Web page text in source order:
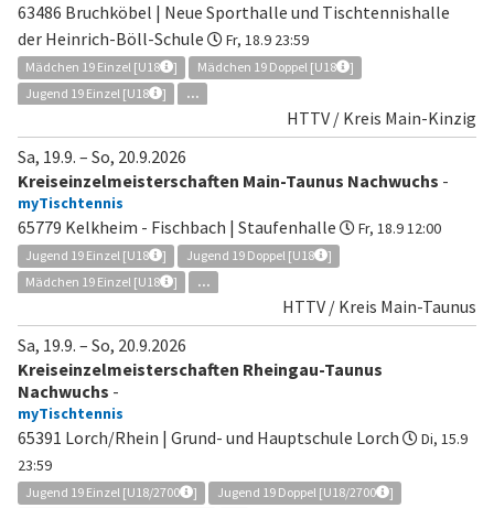
63486 Bruchköbel | Neue Sporthalle und Tischtennishalle
der Heinrich-Böll-Schule
Fr, 18.9 23:59
Mädchen 19 Einzel [U18 ] Mädchen 19 Doppel [U18
]
Jugend 19 Einzel [U18
] ...
HTTV / Kreis Main-Kinzig
Sa, 19.9. – So, 20.9.2026
Kreiseinzelmeisterschaften Main-Taunus Nachwuchs -
myTischtennis
65779 Kelkheim - Fischbach | Staufenhalle Fr, 18.9 12:00
Jugend 19 Einzel [U18 ] Jugend 19 Doppel [U18
]
Mädchen 19 Einzel [U18
] ...
HTTV / Kreis Main-Taunus
Sa, 19.9. – So, 20.9.2026
Kreiseinzelmeisterschaften Rheingau-Taunus
Nachwuchs -
myTischtennis
65391 Lorch/Rhein | Grund- und Hauptschule Lorch
Di, 15.9
23:59
Jugend 19 Einzel [U18/2700 ] Jugend 19 Doppel [U18/2700
]